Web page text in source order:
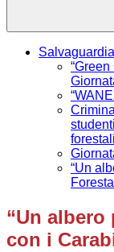
forestali
“Un
“Un
con i